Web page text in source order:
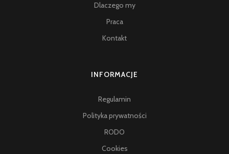
Dlaczego my
Praca
Kontakt
INFORMACJE
Regulamin
Polityka prywatności
RODO
Cookies